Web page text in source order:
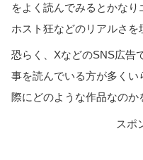
をよく読んでみるとかな
ホスト狂などのリアルさを
恐らく、XなどのSNS広告
事を読んでいる方が多く
際にどのような作品なのか
スポ